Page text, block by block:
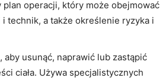
operacji, który może obejmować
technik, a także określenie ryzyka i
usunąć, naprawić lub zastąpić
ciała. Używa specjalistycznych